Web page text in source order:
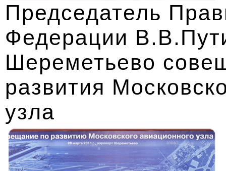
Председатель
Федерации
Шереметьево
развития
узла